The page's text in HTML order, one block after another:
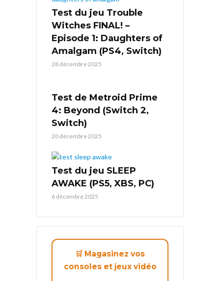
Test du jeu Trouble
Witches FINAL! –
Episode 1: Daughters of
Amalgam (PS4, Switch)
28 décembre 2025
Test de Metroid Prime
4: Beyond (Switch 2,
Switch)
20 décembre 2025
Test du jeu SLEEP
AWAKE (PS5, XBS, PC)
6 décembre 2025
🛒 Magasinez vos
consoles et jeux vidéo